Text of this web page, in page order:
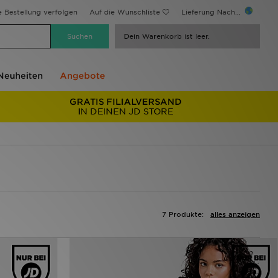
Bestellung verfolgen Auf die Wunschliste Lieferung Nach...
Dein Warenkorb ist leer.
Angebote
GRATIS FILIALVERSAND
IN DEINEN JD STORE
alles anzeigen
7 Produkte: